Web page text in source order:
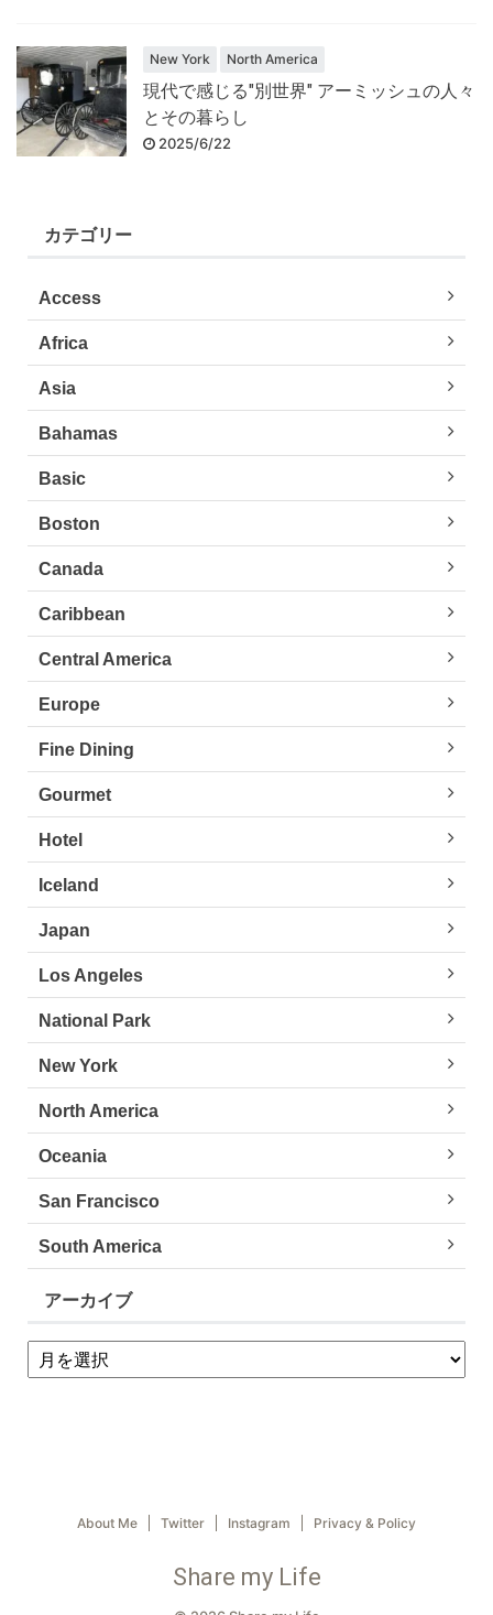
New York North America
現代で感じる"別世界" アーミッシュの人々
とその暮らし
2025/6/22
カテゴリー
Access
Africa
Asia
Bahamas
Basic
Boston
Canada
Caribbean
Central America
Europe
Fine Dining
Gourmet
Hotel
Iceland
Japan
Los Angeles
National Park
New York
North America
Oceania
San Francisco
South America
アーカイブ
About Me Twitter Instagram Privacy & Policy
Share my Life